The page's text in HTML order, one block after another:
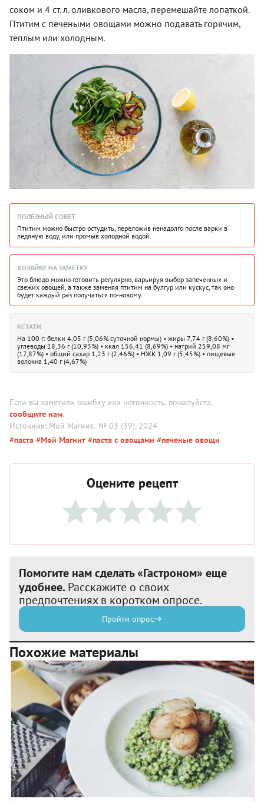
соком и 4 ст. л. оливкового масла, перемешайте лопаткой.
Птитим с печеными овощами можно подавать горячим,
теплым или холодным.
ПОЛЕЗНЫЙ СОВЕТ
Птитим можно быстро остудить, переложив ненадолго после варки в
ледяную воду, или промыв холодной водой.
ХОЗЯЙКЕ НА ЗАМЕТКУ
Это блюдо можно готовить регулярно, варьируя выбор запеченных и
свежих овощей, а также заменяя птитим на булгур или кускус, так оно
будет каждый раз получаться по-новому.
КСТАТИ
На 100 г: белки 4,05 г (5,06% суточной нормы) • жиры 7,74 г (8,60%) •
углеводы 18,36 г (10,93%) • ккал 156,41 (8,69%) • натрий 259,08 мг
(17,87%) • общий сахар 1,23 г (2,46%) • НЖК 1,09 г (5,45%) • пищевые
волокна 1,40 г (4,67%)
Если вы заметили ошибку или неточность, пожалуйста,
сообщите нам.
Источник: Мой Магнит, № 03 (39), 2024
#паста #Мой Магнит #паста с овощами #печеные овощи
Оцените рецепт
Помогите нам сделать «Гастроном» еще
удобнее. Расскажите о своих
предпочтениях в коротком опросе.
Пройти опрос
Похожие материалы